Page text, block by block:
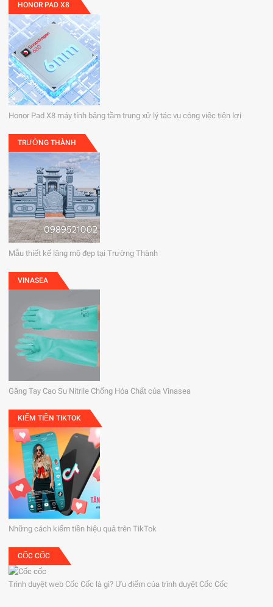
HONOR PAD X8
Honor Pad X8 máy tính bảng tầm trung xử lý tác vụ công việc tiện lợi
TRƯỜNG THÀNH
Mẫu thiết kế lăng mộ đẹp tại Trường Thành
VINASEA
Găng Tay Cao Su Nitrile Chống Hóa Chất của Vinasea
KIẾM TIỀN TIKTOK
Những cách kiếm tiền hiệu quả trên TikTok
CỐC CỐC
Trình duyệt web Cốc Cốc là gì? Ưu điểm của trình duyệt Cốc Cốc